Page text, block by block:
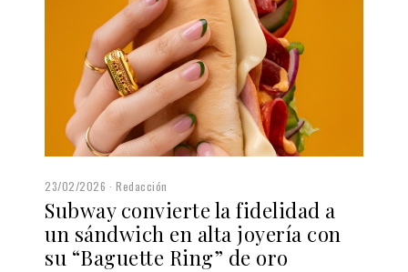
23/02/2026 Redacción
Subway convierte la fidelidad a
un sándwich en alta joyería con
su “Baguette Ring” de oro